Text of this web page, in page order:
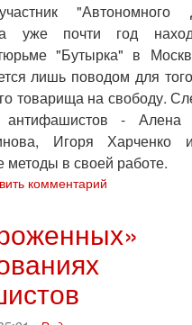
"Автономного
уже почти год
"Бутырка" в
лишь поводом для
товарища на свободу.
- Алена
Игоря Харченко
методы в своей работе.
комментарий